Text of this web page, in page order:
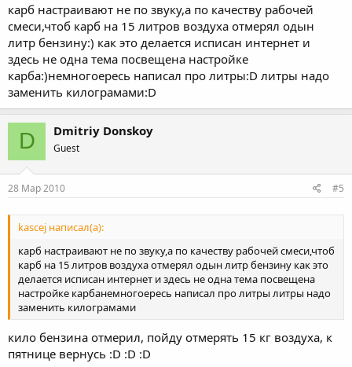
карб настраивают не по звуку,а по качеству рабочей
смеси,чтоб карб на 15 литров воздуха отмерял одын
литр бензину:) как это делается исписан интернет и
здесь не одна тема посвещена настройке
карба:)немногоересь написал про литры:D литры надо
заменить килограмами:D
D Dmitriy Donskoy
Guest
28 Мар 2010 #5
kascej написал(а):
карб настраивают не по звуку,а по качеству рабочей смеси,чтоб
карб на 15 литров воздуха отмерял одын литр бензину как это
делается исписан интернет и здесь не одна тема посвещена
настройке карбанемногоересь написал про литры литры надо
заменить килограмами
кило бензина отмерил, пойду отмерять 15 кг воздуха, к
пятнице вернусь :D :D :D